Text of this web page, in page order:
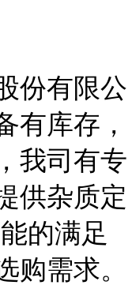
份有限公
有库存，
我司有专
供杂质定
的满足
购需求。